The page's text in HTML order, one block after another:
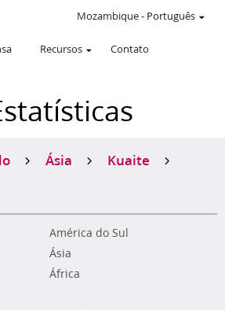
Recursos Contato
Mozambique- Português
Ásia Kuaite
América do Sul
Ásia
África